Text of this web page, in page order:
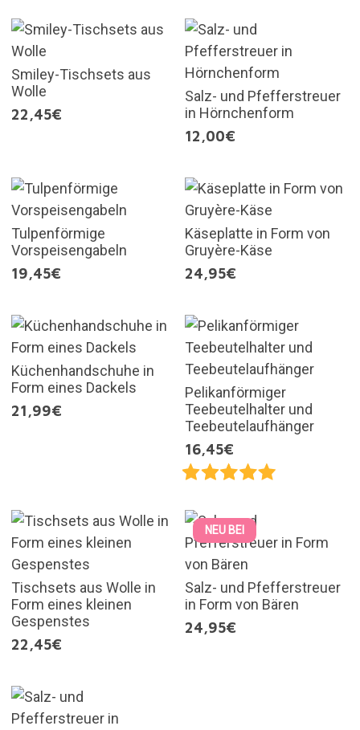
Smiley-Tischsets aus
Wolle
22,45€
Salz- und Pfefferstreuer
in Hörnchenform
12,00€
Tulpenförmige
Vorspeisengabeln
19,45€
Käseplatte in Form von
Gruyère-Käse
24,95€
Küchenhandschuhe in
Form eines Dackels
21,99€
Pelikanförmiger
Teebeutelhalter und
Teebeutelaufhänger
16,45€
Tischsets aus Wolle in
Form eines kleinen
Gespenstes
22,45€
NEU BEI
Salz- und Pfefferstreuer
in Form von Bären
24,95€